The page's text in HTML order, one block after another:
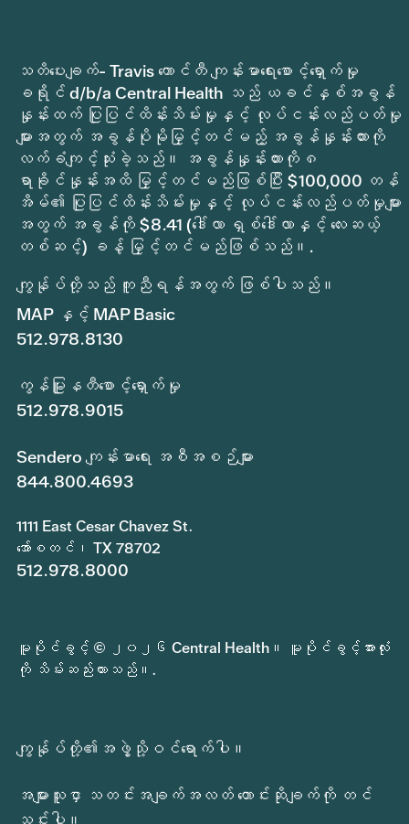
သတိပေးချက်- Travis ကောင်တီ ကျန်းမာရေးစောင့်ရှောက်မှု
ခရိုင် d/b/a Central Health သည် ယခင်နှစ်အခွန်
နှုန်းထက် ပြုပြင်ထိန်းသိမ်းမှုနှင့် လုပ်ငန်းလည်ပတ်မှု
များအတွက် အခွန်ပိုမိုမြှင့်တင်မည့် အခွန်နှုန်းထားကို
လက်ခံကျင့်သုံးခဲ့သည်။ အခွန်နှုန်းထားကို ၈
ရာခိုင်နှုန်းအထိ မြှင့်တင်မည်ဖြစ်ပြီး $100,000 တန်
အိမ်၏ ပြုပြင်ထိန်းသိမ်းမှုနှင့် လုပ်ငန်းလည်ပတ်မှုများ
အတွက် အခွန်ကို $8.41 (ဒေါ်လာ ရှစ်ဒေါ်လာနှင့် လေးဆယ့်
တစ်ဆင့်) ခန့် မြှင့်တင်မည်ဖြစ်သည်။.
ကျွန်ုပ်တို့သည် ကူညီရန်အတွက် ဖြစ်ပါသည်။
MAP နှင့် MAP Basic
512.978.8130
ကွန်မြူနတီစောင့်ရှောက်မှု
512.978.9015
Sendero ကျန်းမာရေး အစီအစဉ်များ
844.800.4693
1111 East Cesar Chavez St.
အော်စတင်၊ TX 78702
512.978.8000
မူပိုင်ခွင့် © ၂၀၂၆ Central Health။ မူပိုင်ခွင့်အားလုံး
ကို သိမ်းဆည်းထားသည်။.
ကျွန်ုပ်တို့၏အဖွဲ့သို့ဝင်ရောက်ပါ။
အများသူငှာ သတင်းအချက်အလတ် တောင်းဆိုချက်ကို တင်